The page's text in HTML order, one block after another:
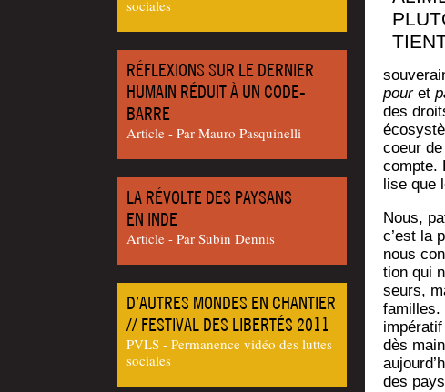
sociales
RÉFLEXIONS SUR LE DERNIER
HUMAIN RÉDUIT À UN CODE-
BARRE
Article - Par Mau­ro Pasquinelli
LA RÉVOLTE DES PAYSANS
EN INDE
Article - Par Sub­in Dennis
D’AUTRES MONDES EN CHANTIER
// FESTIVAL DES LIBERTÉS 2011
PVLS - Permanence vidéo des luttes
sociales
pouret
des
coeur
compte.
lise que
Nous,
c’est la
nous
tion qui
seurs,
familles.
dès
des